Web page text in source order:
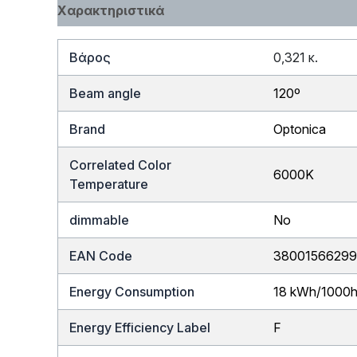
Χαρακτηριστικά
Βάρος 0,321 κ.
Beam angle 120º
Brand Optonica
Correlated Color
Temperature
6000K
dimmable No
EAN Code
Energy Consumption 18 kWh/1000h
Energy Efficiency Label F